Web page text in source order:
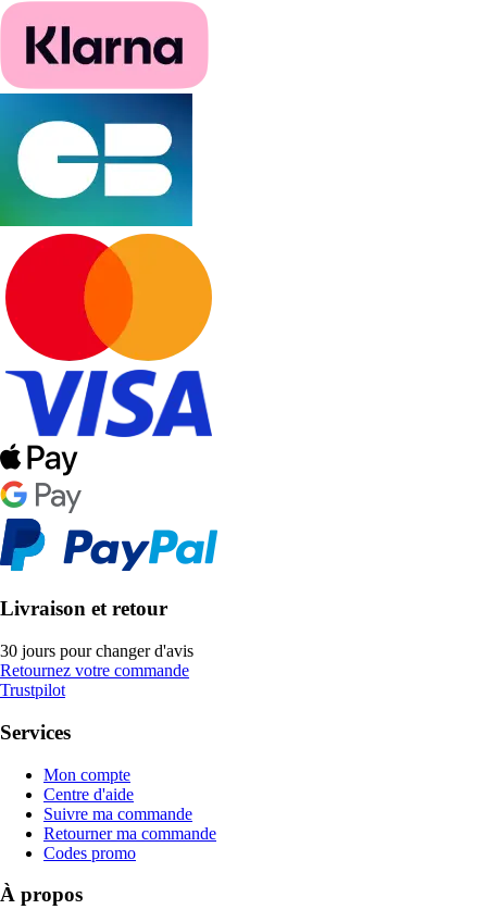
Livraison et retour
30 jours pour changer d'avis
Retournez votre commande
Trustpilot
Services
Mon compte
Centre d'aide
Suivre ma commande
Retourner ma commande
Codes promo
À propos